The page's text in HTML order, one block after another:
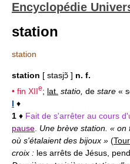
Encyclopédie
station
station
station [ stasjɔ̃ ] n. f.
• fin XIIe; lat. statio, de stare «
I ♦
1 ♦ Fait de s'arrêter au cours
pause Une brève station. «
où s'étalaient des bijoux » (
croix : les arrêts de Jésus,